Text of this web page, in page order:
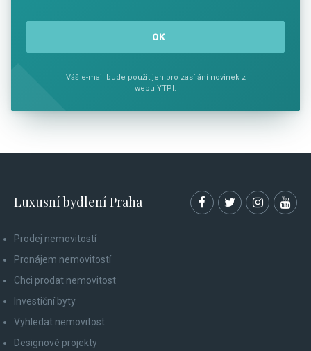
Váš e-mail bude použit jen pro zasílání novinek z
webu YTPI.
Luxusní bydlení Praha
Prodej nemovitostí
Pronájem nemovitostí
Chci prodat nemovitost
Investiční byty
Vyhledat nemovitost
Designové projekty